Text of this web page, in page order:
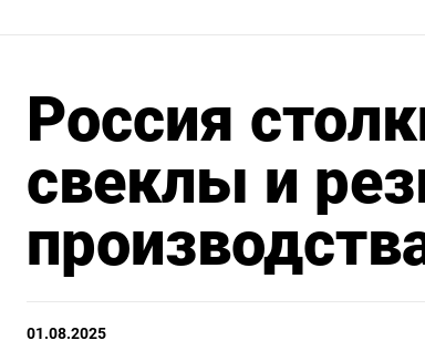
Россия
свеклы и
01.08.2025